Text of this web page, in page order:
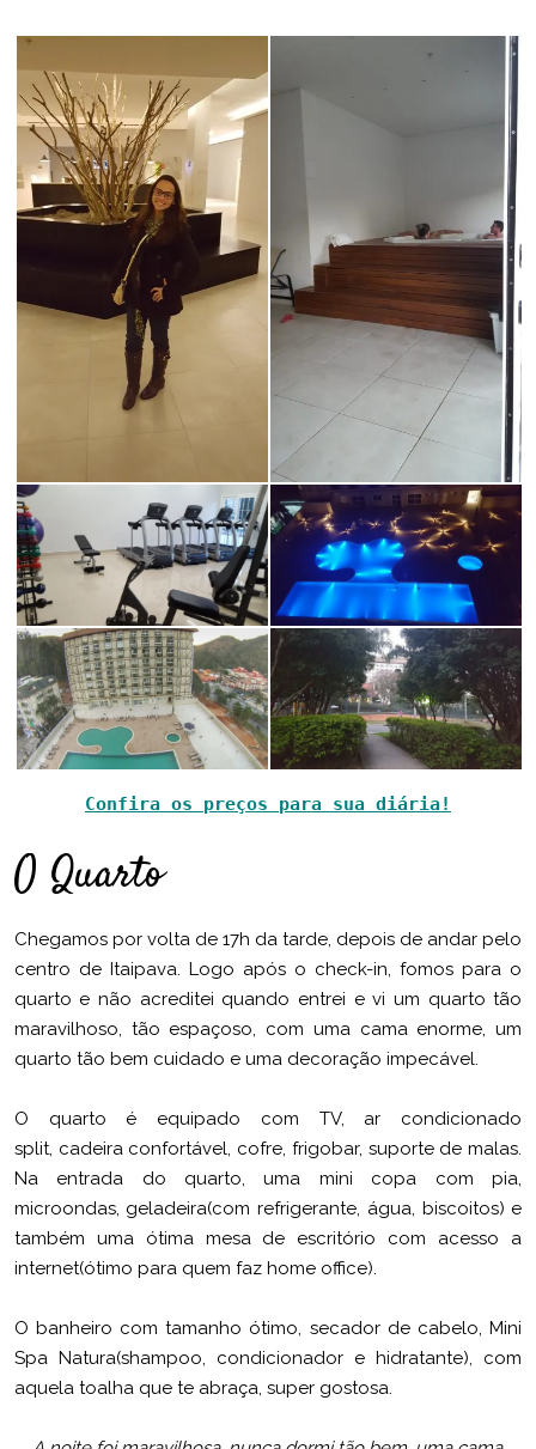
Confira os preços para sua diária!
O Quarto
Chegamos por volta de 17h da tarde, depois de andar pelo
centro de Itaipava. Logo após o check-in, fomos para o
quarto e não acreditei quando entrei e vi um quarto tão
maravilhoso, tão espaçoso, com uma cama enorme, um
quarto tão bem cuidado e uma decoração impecável.
O quarto é equipado com TV, ar condicionado
split, cadeira confortável, cofre, frigobar, suporte de malas.
Na entrada do quarto, uma mini copa com pia,
microondas, geladeira(com refrigerante, água, biscoitos) e
também uma ótima mesa de escritório com acesso a
internet(ótimo para quem faz home office).
O banheiro com tamanho ótimo, secador de cabelo, Mini
Spa Natura(shampoo, condicionador e hidratante), com
aquela toalha que te abraça, super gostosa.